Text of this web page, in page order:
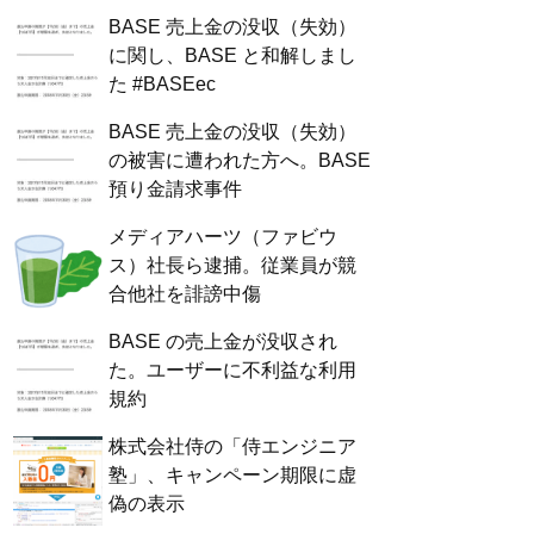
BASE 売上金の没収（失効）
に関し、BASE と和解しまし
た #BASEec
BASE 売上金の没収（失効）
の被害に遭われた方へ。BASE
預り金請求事件
メディアハーツ（ファビウ
ス）社長ら逮捕。従業員が競
合他社を誹謗中傷
BASE の売上金が没収され
た。ユーザーに不利益な利用
規約
株式会社侍の「侍エンジニア
塾」、キャンペーン期限に虚
偽の表示